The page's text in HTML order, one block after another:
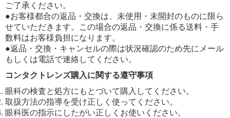
ご了承ください。
●お客様都合の返品・交換は、未使用・未開封のものに限ら
せていただきます。この場合の返品・交換に係る送料・手
数料はお客様負担になります。
●返品・交換・キャンセルの際は状況確認のため先にメール
もしくは電話で連絡してください。
コンタクトレンズ購入に関する遵守事項
眼科の検査と処方にもとづいて購入してください。
取扱方法の指導を受け正しく使ってください。
眼科医の指示にしたがい正しくお使いください。